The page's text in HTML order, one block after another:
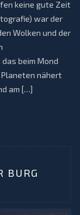
keine gute Zeit
war der
Wolken und der
beim Mond
nähert
am […]
L